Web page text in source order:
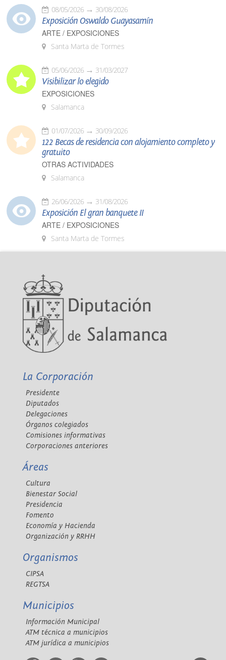
08/05/2026 30/08/2026
Exposición Oswaldo Guayasamín
ARTE / EXPOSICIONES
Santa Marta de Tormes
05/06/2026 31/03/2027
Visibilizar lo elegido
EXPOSICIONES
Salamanca
01/07/2026 30/09/2026
122 Becas de residencia con alojamiento completo y
gratuito
OTRAS ACTIVIDADES
Salamanca
26/06/2026 31/08/2026
Exposición El gran banquete II
ARTE / EXPOSICIONES
Santa Marta de Tormes
La Corporación
Presidente
Diputados
Delegaciones
Órganos colegiados
Comisiones informativas
Corporaciones anteriores
Áreas
Cultura
Bienestar Social
Presidencia
Fomento
Economía y Hacienda
Organización y RRHH
Organismos
CIPSA
REGTSA
Municipios
Información Municipal
ATM técnica a municipios
ATM jurídica a municipios